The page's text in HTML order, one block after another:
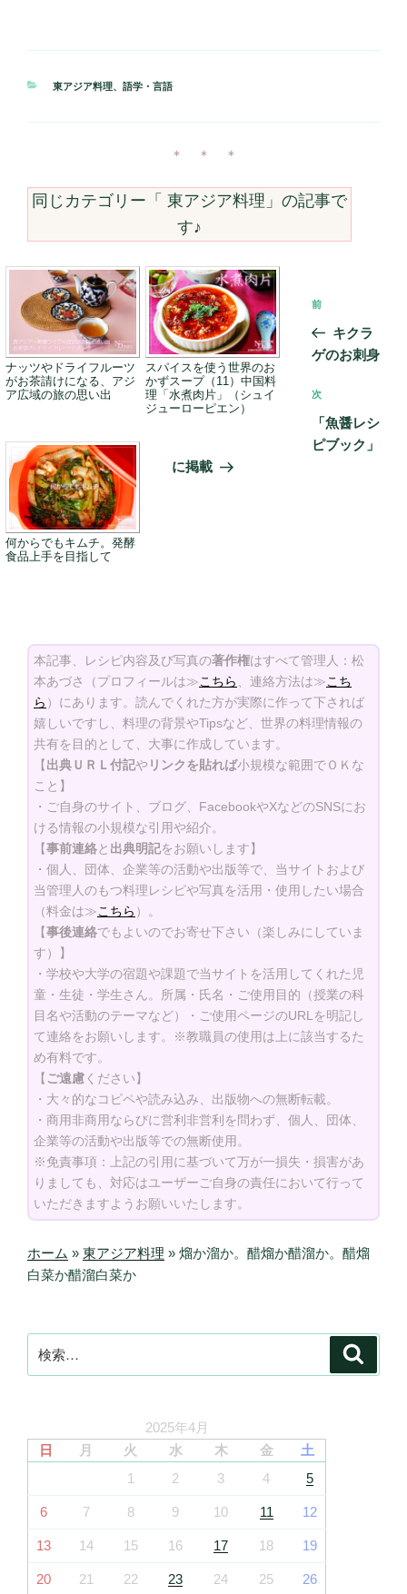
カ
東アジア料理、 語学・言語
＊ ＊ ＊
同じカテゴリー「 東アジア料理 」の記事で
す♪
ナッツやドライフルーツ
がお茶請けになる、アジ
ア広域の旅の思い出
スパイスを使う世界のお
かずスープ（11）中国料
理「水煮肉片」（シュイ
ジューローピエン）
何からでもキムチ。発酵
食品上手を目指して
投
稿
ナ
ビ
ゲ
シ
ョ
ン
前
の
投
前
キクラ
ゲのお刺身
次
の
投
次
「魚醤レシ
ピブック」
に掲載
本記事、レシピ内容及び写真の著作権はすべて管理人：松
本あづさ（プロフィールは≫こちら 、連絡方法は≫こち
ら ）にあります。読んでくれた方が実際に作って下されば
嬉しいですし、料理の背景やTipsなど、世界の料理情報の
共有を目的として、大事に作成しています。
【出典ＵＲＬ付記やリンクを貼れば小規模な範囲でＯＫな
こと】
・ご自身のサイト、ブログ、FacebookやXなどのSNSにお
ける情報の小規模な引用や紹介。
【事前連絡と 出典明記をお願いします】
・個人、団体、企業等の活動や出版等で、当サイトおよび
当管理人のもつ料理レシピや写真を活用・使用したい場合
（料金は≫こちら ）。
【事後連絡でもよいのでお寄せ下さい（楽しみにしていま
す）】
・学校や大学の宿題や課題で当サイトを活用してくれた児
童・生徒・学生さん。所属・氏名・ご使用目的（授業の科
目名や活動のテーマなど）・ご使用ページのURLを明記し
て連絡をお願いします。※教職員の使用は上に該当するた
め有料です。
【 ご遠慮ください】
・大々的なコピペや読み込み、出版物への無断転載。
・商用非商用ならびに営利非営利を問わず、個人、団体、
企業等の活動や出版等での無断使用。
※免責事項：上記の引用に基づいて万が一損失・損害があ
りましても、対応はユーザーご自身の責任において行って
いただきますようお願いいたします。
ホーム » 東アジア料理 » 熘か溜か。醋熘か醋溜か。醋熘
白菜か醋溜白菜か
索:
2025年4月
日
月 火 水 木 金
土
1
2 3 4 5
6 7 8 9 10 11 12
13 14 15 16 17 18 19
20 21 22 23 24 25 26